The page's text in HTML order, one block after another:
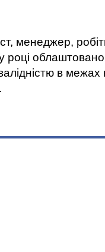
менеджер,
році
в межах